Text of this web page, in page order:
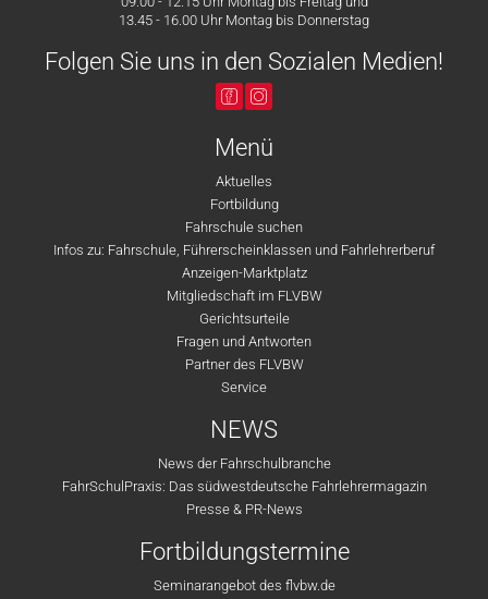
13.45 - 16.00 Uhr Montag bis Donnerstag
Folgen Sie uns in den Sozialen Medien!
Menü
Aktuelles
Fortbildung
Fahrschule suchen
Infos zu: Fahrschule, Führerscheinklassen und Fahrlehrerberuf
Anzeigen-Marktplatz
Mitgliedschaft im FLVBW
Gerichtsurteile
Fragen und Antworten
Partner des FLVBW
Service
NEWS
News der Fahrschulbranche
FahrSchulPraxis: Das südwestdeutsche Fahrlehrermagazin
Presse & PR-News
Fortbildungstermine
Seminarangebot des flvbw.de